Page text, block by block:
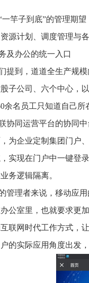
一竿子到底”的管理期
源计划、调度管理与
及办公的统一入口
提到，道道全生产规
子公司、六个中心，
余名员工只知道自己
协同运营平台的协同
为企业定制集团门户
实现在门户中一键登
务逻辑隔离。
管理者来说，移动应
公室里，也就要求更
联网时代工作方式，
的实际应用角度出发